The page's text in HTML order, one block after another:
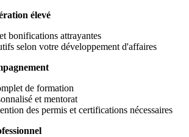
élevé
bonifications attrayantes
selon votre développement d'affaires
de formation
et mentorat
des permis et certifications nécessaires